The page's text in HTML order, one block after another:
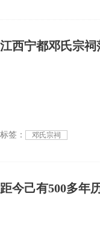
江西宁都邓氏宗祠
标签： 邓氏宗祠
距今己有500多年